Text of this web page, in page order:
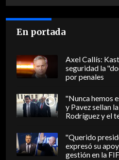
En portada
Axel Callís:
seguridad la
por penales
"Nunca hemos
y Pavez sellan
Rodríguez y el
"Querido
expresó su
gestión en la